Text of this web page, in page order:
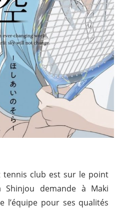
tennis club est sur le point
Shinjou demande à Maki
l’équipe pour ses qualités